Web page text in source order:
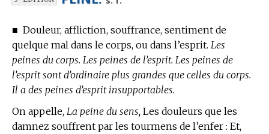
■ Douleur, affliction, souffrance, sentiment de
quelque mal dans le corps, ou dans l’esprit. Les
peines du corps. Les peines de l’esprit. Les peines de
l’esprit sont d’ordinaire plus grandes que celles du corps.
Il a des peines d’esprit insupportables.
On appelle, La peine du sens, Les douleurs que les
damnez souffrent par les tourmens de l’enfer : Et,